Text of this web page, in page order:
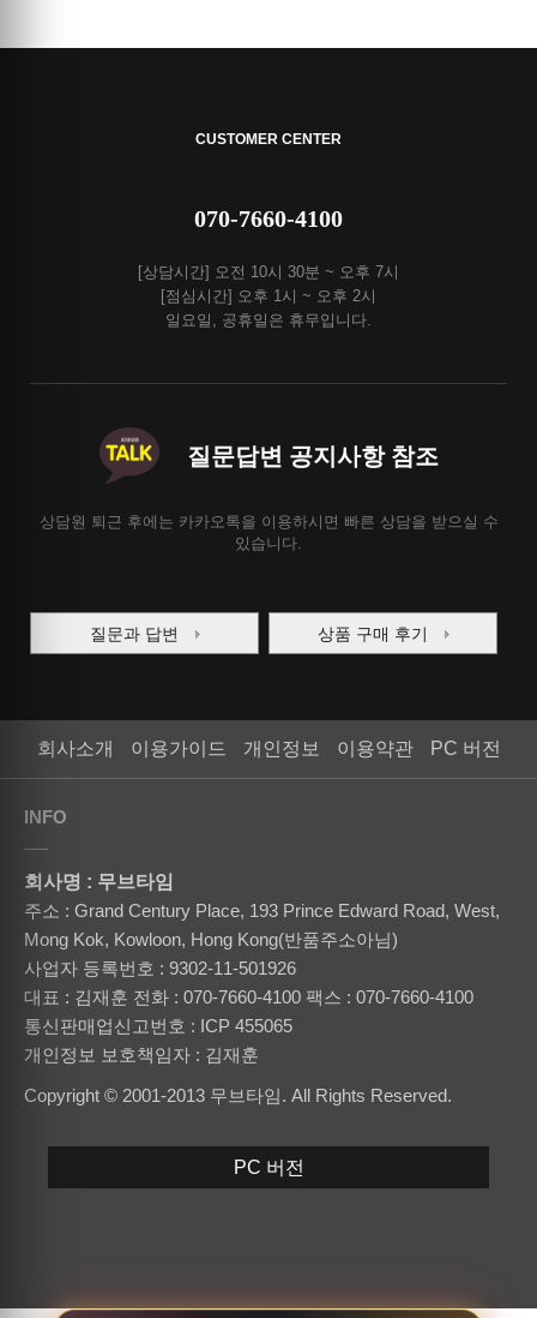
CUSTOMER CENTER
070-7660-4100
[상담시간] 오전 10시 30분 ~ 오후 7시
[점심시간] 오후 1시 ~ 오후 2시
일요일, 공휴일은 휴무입니다.
질문답변 공지사항 참조
상담원 퇴근 후에는 카카오톡을 이용하시면 빠른 상담을 받으실 수
있습니다.
질문과 답변 상품 구매 후기
회사소개 이용가이드 개인정보 이용약관 PC 버전
INFO
회사명 : 무브타임
주소 : Grand Century Place, 193 Prince Edward Road, West,
Mong Kok, Kowloon, Hong Kong(반품주소아님)
사업자 등록번호 : 9302-11-501926
대표 : 김재훈 전화 : 070-7660-4100 팩스 : 070-7660-4100
통신판매업신고번호 : ICP 455065
개인정보 보호책임자 : 김재훈
Copyright © 2001-2013 무브타임. All Rights Reserved.
PC 버전